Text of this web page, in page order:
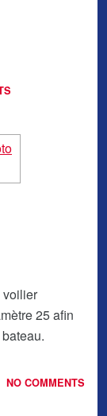
voilier
25 afin
NO COMMENTS